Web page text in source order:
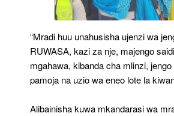
“Mradi huu unahusisha ujenzi wa
RUWASA, kazi za nje, majengo
mgahawa, kibanda cha mlinzi,
pamoja na uzio wa eneo lote la
Alibainisha kuwa mkandarasi wa